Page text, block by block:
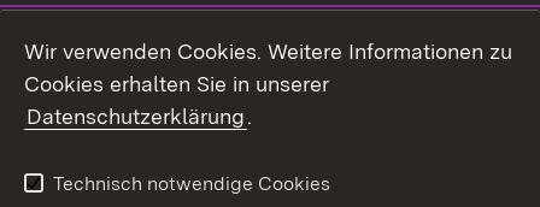
Kontakt
Barrierefreiheit
Wir verwenden Cookies. Weitere Informationen zu
Cookies erhalten Sie in unserer
Datenschutzerklärung.
Technisch notwendige Cookies